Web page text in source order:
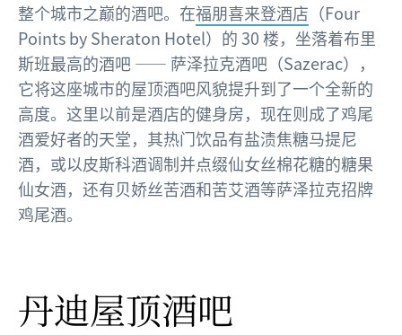
整个城市之巅的酒吧。在福朋喜来登酒店 （Four
Points by Sheraton Hotel）的 30 楼，坐落着布里
斯班最高的酒吧 —— 萨泽拉克酒吧（Sazerac），
它将这座城市的屋顶酒吧风貌提升到了一个全新的
高度。这里以前是酒店的健身房，现在则成了鸡尾
酒爱好者的天堂，其热门饮品有盐渍焦糖马提尼
酒，或以皮斯科酒调制并点缀仙女丝棉花糖的糖果
仙女酒，还有贝娇丝苦酒和苦艾酒等萨泽拉克招牌
鸡尾酒。
丹迪屋顶酒吧